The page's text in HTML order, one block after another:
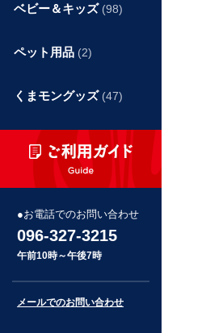
ベビー＆キッズ (98)
ペット用品 (2)
くまモングッズ (47)
お電話でのお問い合わせ
096-327-3215
午前10時～午後7時
メールでのお問い合わせ